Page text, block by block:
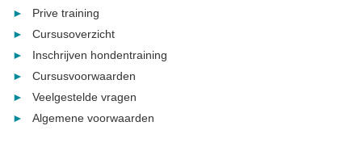
Prive training
Cursusoverzicht
Inschrijven hondentraining
Cursusvoorwaarden
Veelgestelde vragen
Algemene voorwaarden